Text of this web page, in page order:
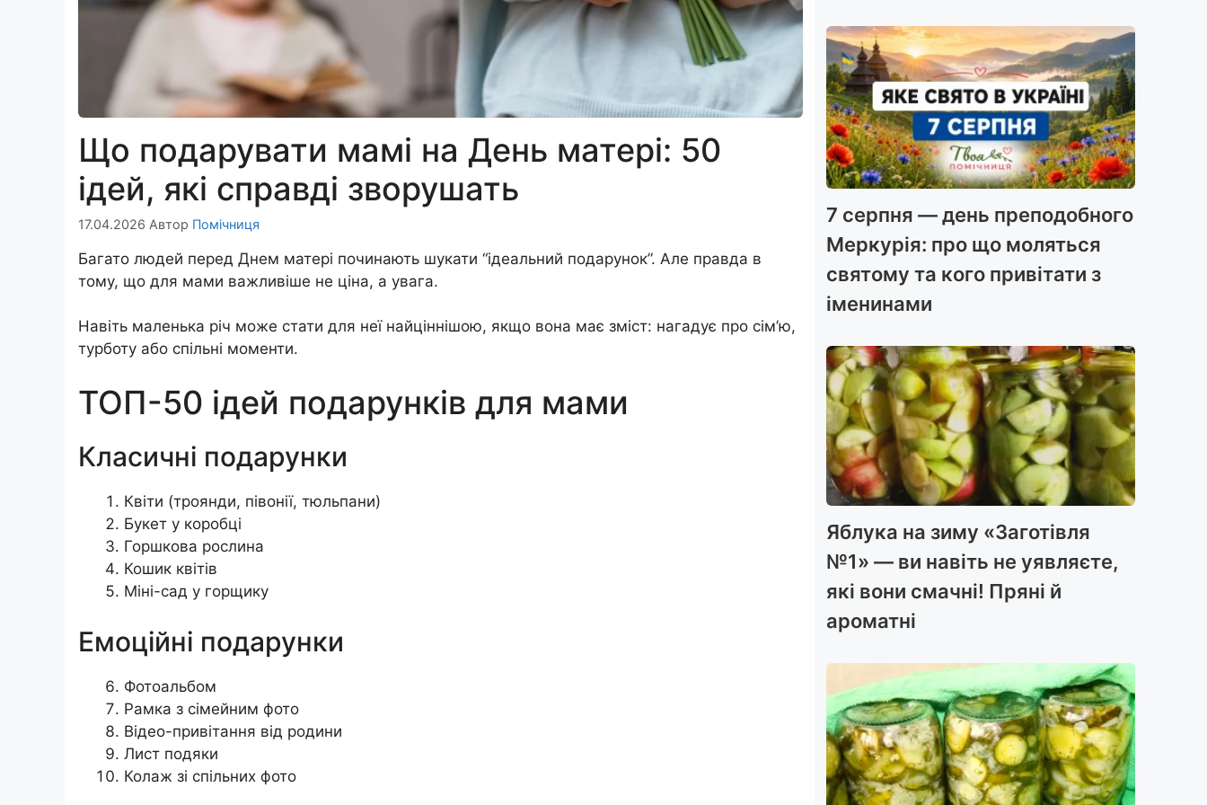
Що подарувати мамі на День матері: 50
ідей, які справді зворушать
17.04.2026 Автор Помічниця
Багато людей перед Днем матері починають шукати “ідеальний подарунок”. Але правда в
тому, що для мами важливіше не ціна, а увага.
Навіть маленька річ може стати для неї найціннішою, якщо вона має зміст: нагадує про сім’ю,
турботу або спільні моменти.
ТОП-50 ідей подарунків для мами
Класичні подарунки
Квіти (троянди, півонії, тюльпани)
Букет у коробці
Горшкова рослина
Кошик квітів
Міні-сад у горщику
Емоційні подарунки
Фотоальбом
Рамка з сімейним фото
Відео-привітання від родини
Лист подяки
Колаж зі спільних фото
7 серпня — день преподобного
Меркурія: про що моляться
святому та кого привітати з
іменинами
Яблука на зиму «Заготівля
№1» — ви навіть не уявляєте,
які вони смачні! Пряні й
ароматні